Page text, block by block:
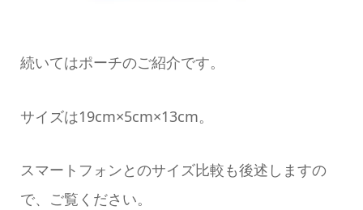
続いてはポーチのご紹介です。
サイズは19cm×5cm×13cm。
スマートフォンとのサイズ比較も後述しますの
で、ご覧ください。